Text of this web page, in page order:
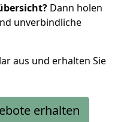
Dann holen
unverbindliche
aus und erhalten Sie
erhalten